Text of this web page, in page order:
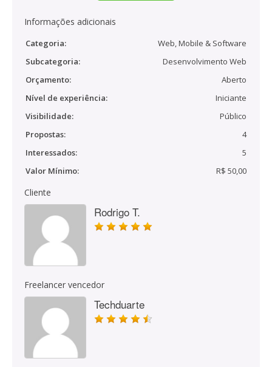
Informações adicionais
Categoria:
Web, Mobile & Software
Subcategoria:
Desenvolvimento Web
Orçamento:
Aberto
Nível de experiência:
Iniciante
Visibilidade:
Público
Propostas:
4
Interessados:
5
Valor Mínimo:
R$ 50,00
Cliente
Rodrigo T.
Freelancer vencedor
Techduarte